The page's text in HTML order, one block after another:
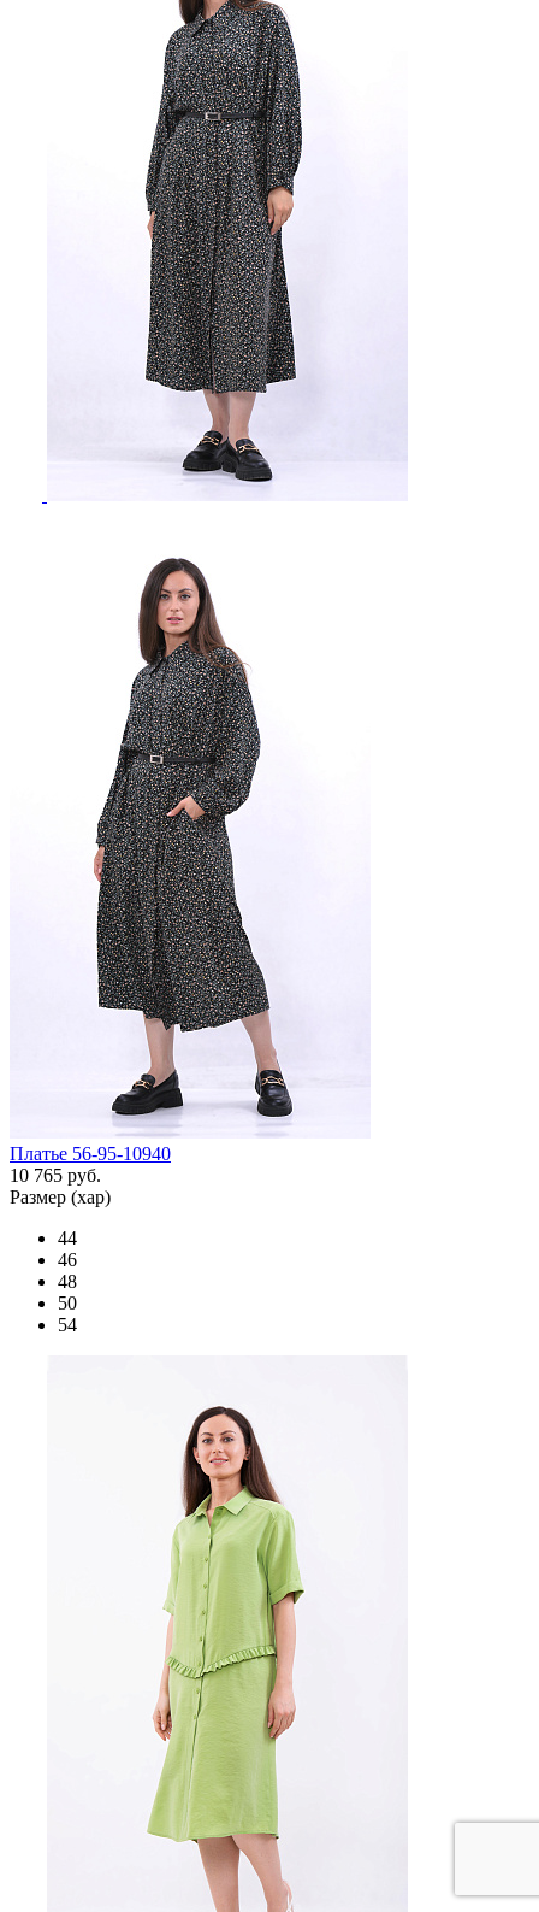
Платье 56-95-10940
10 765 руб.
Размер (хар)
44
46
48
50
54